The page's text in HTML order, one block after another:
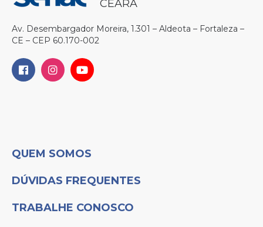
CEARÁ
Av. Desembargador Moreira, 1.301 – Aldeota – Fortaleza –
CE – CEP 60.170-002
QUEM SOMOS
DÚVIDAS FREQUENTES
TRABALHE CONOSCO